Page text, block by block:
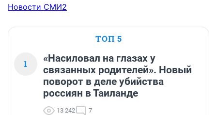
Новости СМИ2
ТОП 5
1
«Насиловал на глазах у
связанных родителей». Новый
поворот в деле убийства
россиян в Таиланде
13 242 7